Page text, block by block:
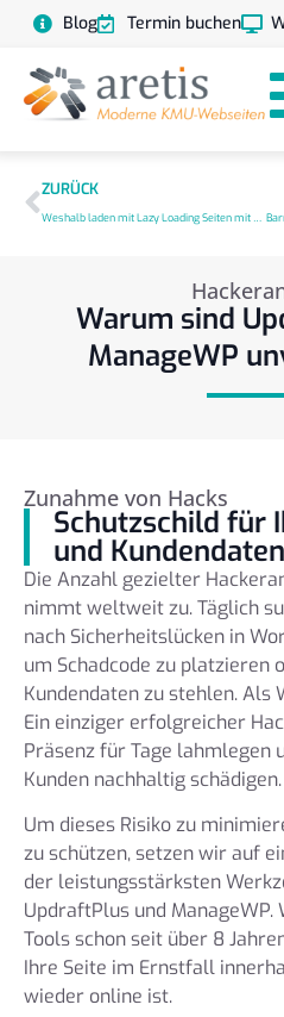
Blog Termin buchen
ZURÜCK
Weshalb laden mit Lazy Loading Seiten mit Fotos und Videos schneller?
Warum sind
ManageWP
Zunahme von Hacks
Schutzschild für
und Kundendaten
Die Anzahl gezielter
nimmt weltweit zu. Täglich
nach Sicherheitslücken in
um Schadcode zu platzieren
Kundendaten zu stehlen. Als
Ein einziger erfolgreicher
Präsenz für Tage lahmlegen
Kunden nachhaltig schädigen.
Um dieses Risiko zu
zu schützen, setzen wir auf
der leistungsstärksten
UpdraftPlus und
Tools schon seit über 8
Ihre Seite im Ernstfall
wieder online ist.